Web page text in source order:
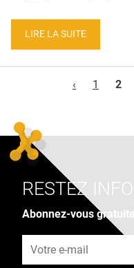
LIRE LA SUITE
‹
1 2
RESTEZ
Abonnez-vous